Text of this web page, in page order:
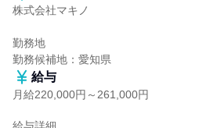
株式会社マキノ
勤務地
勤務候補地：愛知県
給与
月給220,000円～261,000円